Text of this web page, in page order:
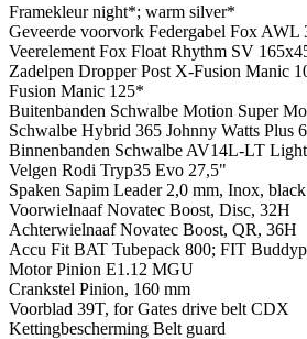
Framekleurnight*; warm silver*
Geveerde voorvork Federgabel Fox AWL
Veerelement Fox Float Rhythm SV
Zadelpen Dropper Post X-Fusion Manic
Fusion Manic 125*
Buitenbanden Schwalbe Motion Super
Schwalbe Hybrid 365 Johnny Watts Plus
Binnenbanden Schwalbe AV14L-LT Light
Velgen Rodi Tryp35 Evo 27,5"
Spaken Sapim Leader 2,0 mm, Inox, black
VoorwielnaafNovatec Boost, Disc, 32H
AchterwielnaafNovatec Boost, QR, 36H
Accu Fit BAT Tubepack 800; FIT
MotorPinion E1.12 MGU
Crankstel Pinion, 160 mm
Voorblad 39T, for Gates drive belt CDX
Kettingbescherming Belt guard